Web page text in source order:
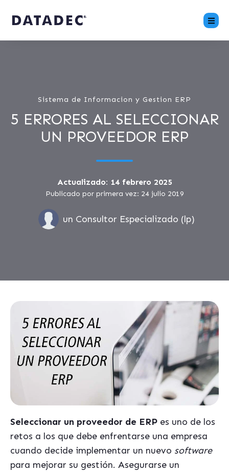
Sistema de Informacion y Gestion ERP
5 ERRORES AL SELECCIONAR
UN PROVEEDOR ERP
Actualizado: 14 febrero 2025
Publicado por primera vez: 24 julio 2019
un Consultor Especializado (lp)
Seleccionar un proveedor de ERP es uno de los
retos a los que debe enfrentarse una empresa
cuando decide implementar un nuevo software
para mejorar su gestión. Asegurarse un